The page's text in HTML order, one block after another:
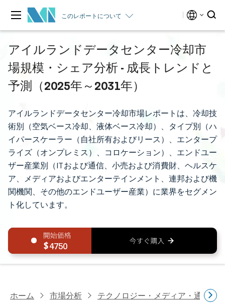
このレポートについて
アイルランドデータセンター冷却市
場規模・シェア分析 - 成長トレンドと
予測（2025年～2031年）
アイルランドデータセンター冷却市場レポートは、冷却技
術別（空気ベース冷却、液体ベース冷却）、タイプ別（ハ
イパースケーラー（自社所有およびリース）、エンタープ
ライズ（オンプレミス）、コロケーション）、エンドユー
ザー産業別（ITおよび通信、小売および消費財、ヘルスケ
ア、メディアおよびエンターテインメント、連邦および機
関機関、その他のエンドユーザー産業）に業界をセグメン
ト化しています。
4750
ホーム 市場分析 テクノロジー・メディア・通信研